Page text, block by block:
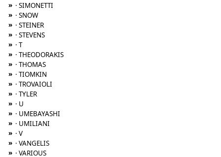
» · SIMONETTI
» · SNOW
» · STEINER
» · STEVENS
» · T
» · THEODORAKIS
» · THOMAS
» · TIOMKIN
» · TROVAIOLI
» · TYLER
» · U
» · UMEBAYASHI
» · UMILIANI
» · V
» · VANGELIS
» · VARIOUS